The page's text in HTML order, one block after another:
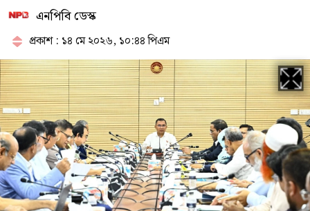
৭
সাকিবের পর এবার নওফেলের বাড়িতে
আগুন
বিশ্ববাজারে আবারও বাড়ল জ্বালানি
তেলের দাম
এনপিবি ডেস্ক
প্রকাশ : ১৪ মে ২০২৬, ১০:৪৪ পিএম